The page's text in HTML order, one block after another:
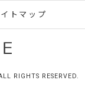
トマップ
RIGHTS RESERVED.